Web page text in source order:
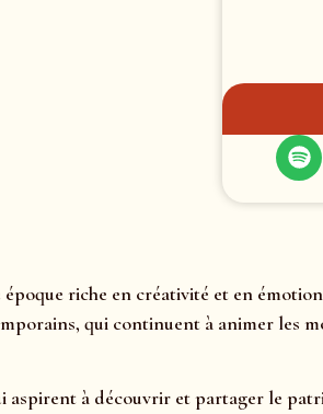
riche en créativité et en
qui continuent à animer les
à découvrir et partager le